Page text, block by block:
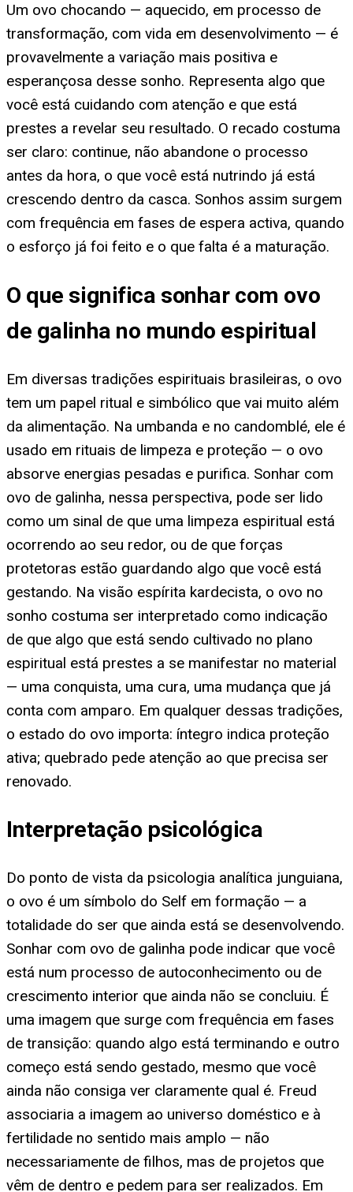
Um ovo chocando — aquecido, em processo de
transformação, com vida em desenvolvimento — é
provavelmente a variação mais positiva e
esperançosa desse sonho. Representa algo que
você está cuidando com atenção e que está
prestes a revelar seu resultado. O recado costuma
ser claro: continue, não abandone o processo
antes da hora, o que você está nutrindo já está
crescendo dentro da casca. Sonhos assim surgem
com frequência em fases de espera activa, quando
o esforço já foi feito e o que falta é a maturação.
O que significa sonhar com ovo
de galinha no mundo espiritual
Em diversas tradições espirituais brasileiras, o ovo
tem um papel ritual e simbólico que vai muito além
da alimentação. Na umbanda e no candomblé, ele é
usado em rituais de limpeza e proteção — o ovo
absorve energias pesadas e purifica. Sonhar com
ovo de galinha, nessa perspectiva, pode ser lido
como um sinal de que uma limpeza espiritual está
ocorrendo ao seu redor, ou de que forças
protetoras estão guardando algo que você está
gestando. Na visão espírita kardecista, o ovo no
sonho costuma ser interpretado como indicação
de que algo que está sendo cultivado no plano
espiritual está prestes a se manifestar no material
— uma conquista, uma cura, uma mudança que já
conta com amparo. Em qualquer dessas tradições,
o estado do ovo importa: íntegro indica proteção
ativa; quebrado pede atenção ao que precisa ser
renovado.
Interpretação psicológica
Do ponto de vista da psicologia analítica junguiana,
o ovo é um símbolo do Self em formação — a
totalidade do ser que ainda está se desenvolvendo.
Sonhar com ovo de galinha pode indicar que você
está num processo de autoconhecimento ou de
crescimento interior que ainda não se concluiu. É
uma imagem que surge com frequência em fases
de transição: quando algo está terminando e outro
começo está sendo gestado, mesmo que você
ainda não consiga ver claramente qual é. Freud
associaria a imagem ao universo doméstico e à
fertilidade no sentido mais amplo — não
necessariamente de filhos, mas de projetos que
vêm de dentro e pedem para ser realizados. Em